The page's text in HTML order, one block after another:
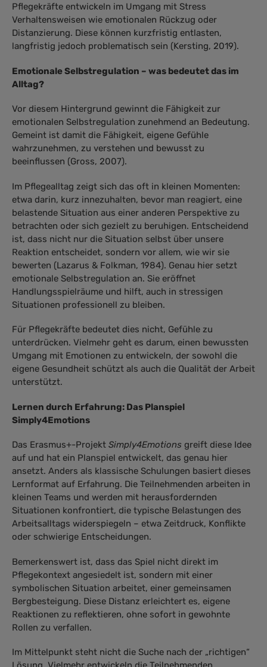
Pflegekräfte entwickeln im Umgang mit Stress
Verhaltensweisen wie emotionalen Rückzug oder
Distanzierung. Diese können kurzfristig entlasten,
langfristig jedoch problematisch sein (Kersting, 2019).
Emotionale Selbstregulation – was bedeutet das im
Alltag?
Vor diesem Hintergrund gewinnt die Fähigkeit zur
emotionalen Selbstregulation zunehmend an Bedeutung.
Gemeint ist damit die Fähigkeit, eigene Gefühle
wahrzunehmen, zu verstehen und bewusst zu
beeinflussen (Gross, 2007).
Im Pflegealltag zeigt sich das oft in kleinen Momenten:
etwa darin, kurz innezuhalten, bevor man reagiert, eine
belastende Situation aus einer anderen Perspektive zu
betrachten oder sich gezielt zu beruhigen. Entscheidend
ist, dass nicht nur die Situation selbst über unsere
Reaktion entscheidet, sondern vor allem, wie wir sie
bewerten (Lazarus & Folkman, 1984). Genau hier setzt
emotionale Selbstregulation an. Sie eröffnet
Handlungsspielräume und hilft, auch in stressigen
Situationen professionell zu bleiben.
Für Pflegekräfte bedeutet dies nicht, Gefühle zu
unterdrücken. Vielmehr geht es darum, einen bewussten
Umgang mit Emotionen zu entwickeln, der sowohl die
eigene Gesundheit schützt als auch die Qualität der Arbeit
unterstützt.
Lernen durch Erfahrung: Das Planspiel
Simply4Emotions
Das Erasmus+-Projekt Simply4Emotions greift diese Idee
auf und hat ein Planspiel entwickelt, das genau hier
ansetzt. Anders als klassische Schulungen basiert dieses
Lernformat auf Erfahrung. Die Teilnehmenden arbeiten in
kleinen Teams und werden mit herausfordernden
Situationen konfrontiert, die typische Belastungen des
Arbeitsalltags widerspiegeln – etwa Zeitdruck, Konflikte
oder schwierige Entscheidungen.
Bemerkenswert ist, dass das Spiel nicht direkt im
Pflegekontext angesiedelt ist, sondern mit einer
symbolischen Situation arbeitet, einer gemeinsamen
Bergbesteigung. Diese Distanz erleichtert es, eigene
Reaktionen zu reflektieren, ohne sofort in gewohnte
Rollen zu verfallen.
Im Mittelpunkt steht nicht die Suche nach der „richtigen“